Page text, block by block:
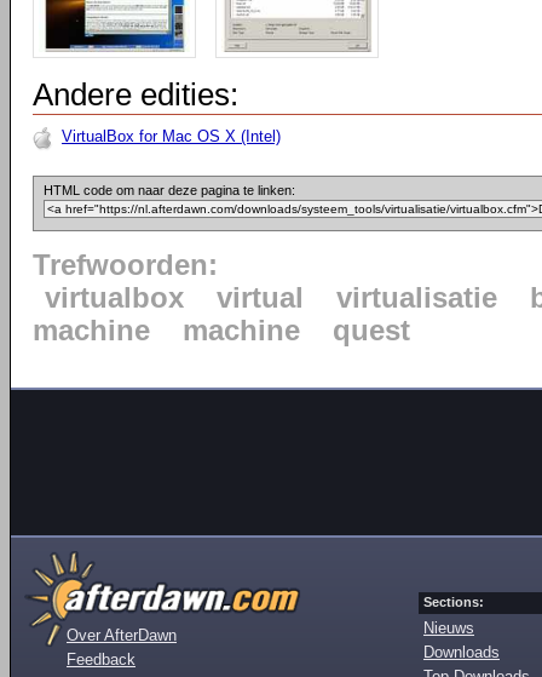
Andere edities:
VirtualBox for Mac OS X (Intel)
HTML code om naar deze pagina te linken:
Trefwoorden:
virtualbox
virtual virtualisatie
machine
machine quest
Over AfterDawn
Feedback
Sections:
Nieuws
Downloads